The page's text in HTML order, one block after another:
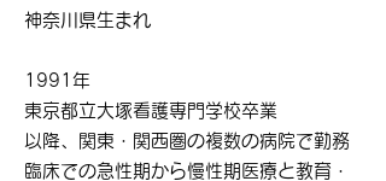
神奈川県生まれ
​1991年
東京都立大塚看護専門学校卒業
​以降、関東・関西圏の複数の病院で勤務
臨床での急性期から慢性期医療と教育・